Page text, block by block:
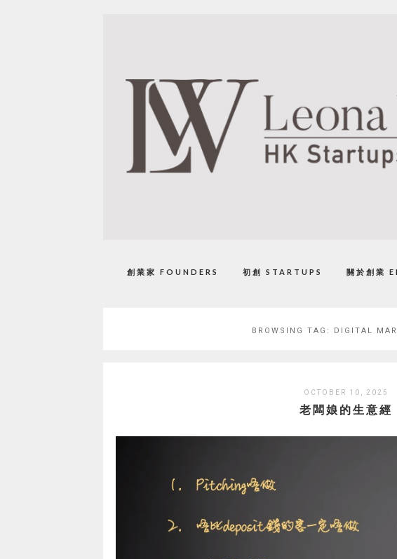
創業家 FOUNDERS 初創 STARTUPS 關於創業
BROWSING TAG: DIGITAL
OCTOBER 10, 2025
老闆娘的生意經